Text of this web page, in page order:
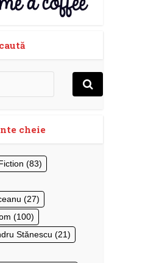
caută
cheie
(83)
(27)
(100)
Stănescu (21)